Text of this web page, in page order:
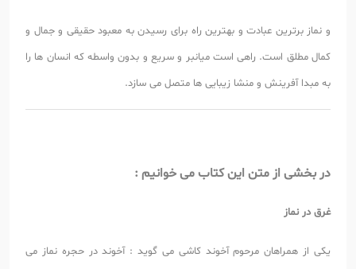
و نماز برترین عبادت و بهترین راه برای رسیدن به معبود حقیقی و جمال و
کمال مطلق است. راهی است میانبر و سریع و بدون واسطه که انسان ها را
به مبدا آفرینش و منشا زیبایی ها متصل می سازد.
در بخشی از متن این کتاب می خوانیم :
غرق در نماز
یکی از همراهان مرحوم آخوند کاشی می گوید : آخوند در حجره نماز می